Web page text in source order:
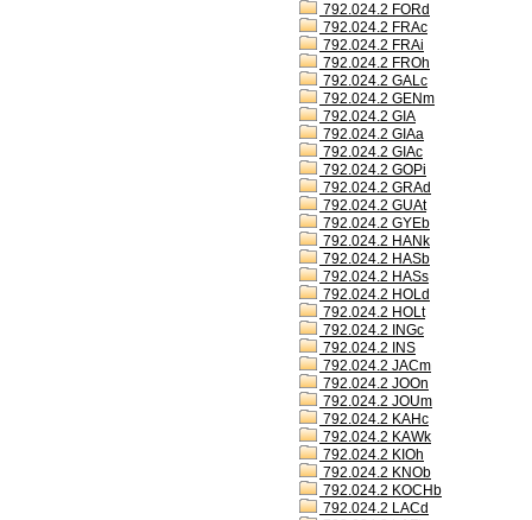
792.024.2 FORd
792.024.2 FRAc
792.024.2 FRAi
792.024.2 FROh
792.024.2 GALc
792.024.2 GENm
792.024.2 GIA
792.024.2 GIAa
792.024.2 GIAc
792.024.2 GOPi
792.024.2 GRAd
792.024.2 GUAt
792.024.2 GYEb
792.024.2 HANk
792.024.2 HASb
792.024.2 HASs
792.024.2 HOLd
792.024.2 HOLt
792.024.2 INGc
792.024.2 INS
792.024.2 JACm
792.024.2 JOOn
792.024.2 JOUm
792.024.2 KAHc
792.024.2 KAWk
792.024.2 KIOh
792.024.2 KNOb
792.024.2 KOCHb
792.024.2 LACd